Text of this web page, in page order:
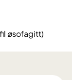
øsofagitt)